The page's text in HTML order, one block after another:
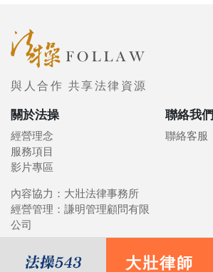
與人合作 共享法律資源
關於法操
經營理念
服務項目
影片專區
聯絡我們
聯絡客服
內容協力：大壯法律事務所
經營管理：謙明管理顧問有限
公司
大壯律師